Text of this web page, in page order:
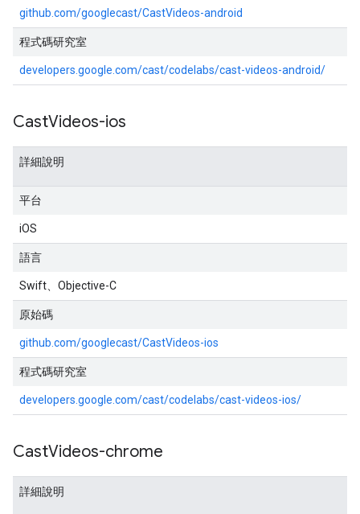
github.com/googlecast/CastVideos-android
程式碼研究室
developers.google.com/cast/codelabs/cast-videos-android/
CastVideos-ios
詳細說明
平台
iOS
語言
Swift、Objective-C
原始碼
github.com/googlecast/CastVideos-ios
程式碼研究室
developers.google.com/cast/codelabs/cast-videos-ios/
CastVideos-chrome
詳細說明